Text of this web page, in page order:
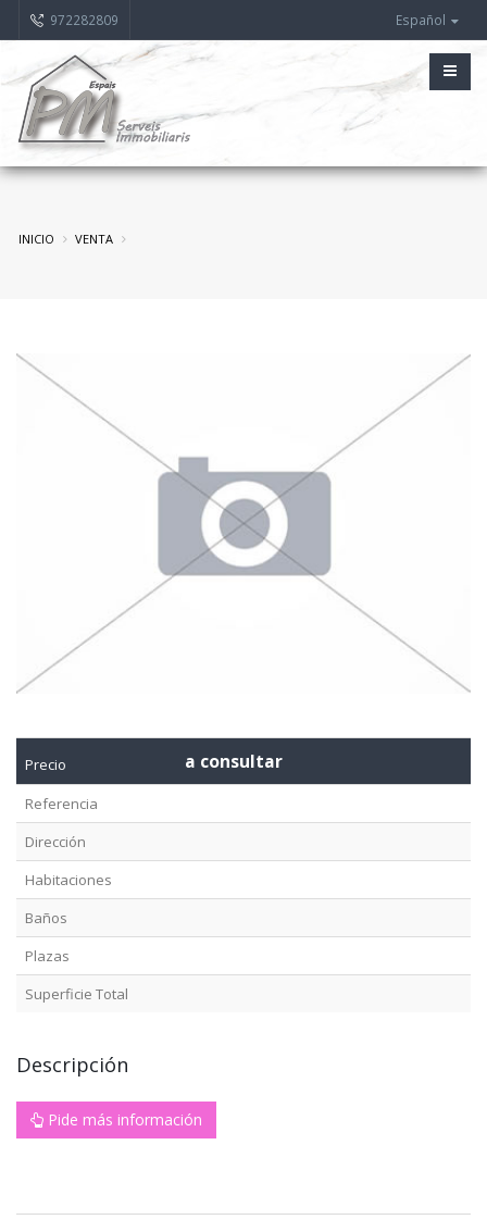
972282809 Español
INICIO VENTA
Precio a consultar
Referencia
Dirección
Habitaciones
Baños
Plazas
Superficie Total
Descripción
Pide más información